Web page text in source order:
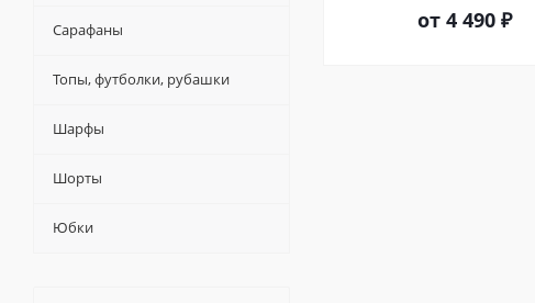
от 4 490 ₽
Сарафаны
Топы, футболки, рубашки
Шарфы
Шорты
Юбки